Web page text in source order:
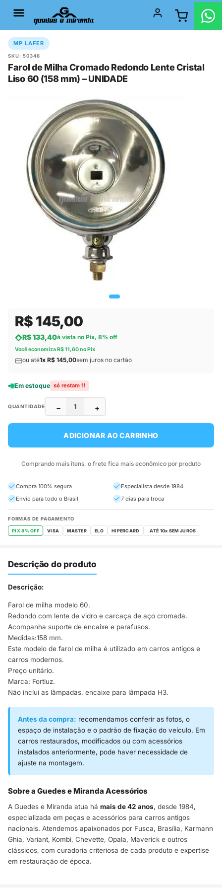
MP LAFER
SKU: 50348
Farol de Milha Cromado Redondo Lente Cristal
Liso 60 (158 mm) – UNIDADE
R$ 145,00
R$ 133,40à vista no Pix, 8% off
Você economiza R$ 11,60 no Pix
ou até1x R$ 145,00sem juros no cartão
Em estoque só restam 1!
QUANTIDADE − +
ADICIONAR AO CARRINHO
Comprando mais itens, o frete fica mais econômico por produto
Compra 100% segura
Especialista desde 1984
Envio para todo o Brasil
7 dias para troca
FORMAS DE PAGAMENTO
PIX 8% OFF VISA MASTER ELO HIPERCARD
Descrição do produto
Descrição:
Farol de milha modelo 60.
Redondo com lente de vidro e carcaça de aço cromada.
Acompanha suporte de encaixe e parafusos.
Medidas:158 mm.
Este modelo de farol de milha é utilizado em carros antigos e
carros modernos.
Preço unitário.
Marca: Fortluz.
Não inclui as lâmpadas, encaixe para lâmpada H3.
Antes da compra: recomendamos conferir as fotos, o
espaço de instalação e o padrão de fixação do veículo. Em
carros restaurados, modificados ou com acessórios
instalados anteriormente, pode haver necessidade de
ajuste na montagem.
Sobre a Guedes e Miranda Acessórios
A Guedes e Miranda atua há mais de 42 anos, desde 1984,
especializada em peças e acessórios para carros antigos
nacionais. Atendemos apaixonados por Fusca, Brasília, Karmann
Ghia, Variant, Kombi, Chevette, Opala, Maverick e outros
clássicos, com curadoria criteriosa de cada produto e expertise
em restauração de época.